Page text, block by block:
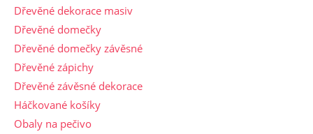
Dřevěné dekorace masiv
Dřevěné domečky
Dřevěné domečky závěsné
Dřevěné zápichy
Dřevěné závěsné dekorace
Háčkované košíky
Obaly na pečivo